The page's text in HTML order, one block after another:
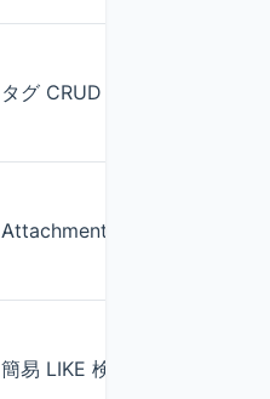
タグ CRUD・フィルタ
Attachment 保存 & 表示
簡易 LIKE 検索